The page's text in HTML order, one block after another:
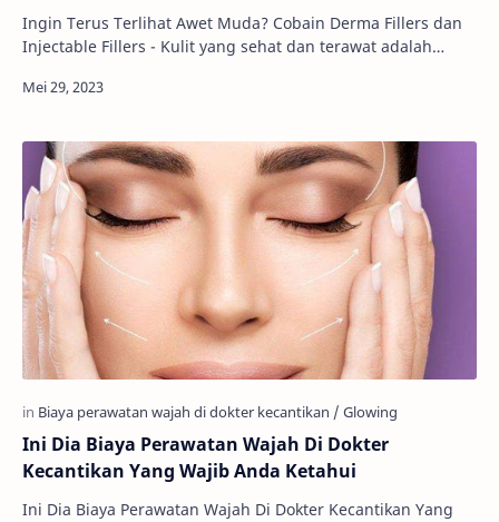
Ingin Terus Terlihat Awet Muda? Cobain Derma Fillers dan
Injectable Fillers - Kulit yang sehat dan terawat adalah
Ini Dia Biaya Perawatan Wajah Di Dokter
Kecantikan Yang Wajib Anda Ketahui
Ini Dia Biaya Perawatan Wajah Di Dokter Kecantikan Yang